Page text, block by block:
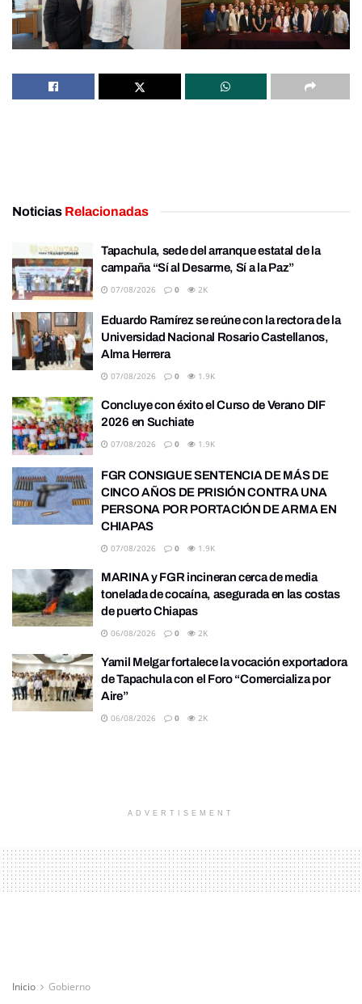
Noticias Relacionadas
Tapachula, sede del arranque estatal de la
campaña “Sí al Desarme, Sí a la Paz”
07/08/2026 0 2K
Eduardo Ramírez se reúne con la rectora de la
Universidad Nacional Rosario Castellanos,
Alma Herrera
07/08/2026 0 1.9K
Concluye con éxito el Curso de Verano DIF
2026 en Suchiate
07/08/2026 0 1.9K
FGR CONSIGUE SENTENCIA DE MÁS DE
CINCO AÑOS DE PRISIÓN CONTRA UNA
PERSONA POR PORTACIÓN DE ARMA EN
CHIAPAS
07/08/2026 0 1.9K
MARINA y FGR incineran cerca de media
tonelada de cocaína, asegurada en las costas
de puerto Chiapas
06/08/2026 0 2K
Yamil Melgar fortalece la vocación exportadora
de Tapachula con el Foro “Comercializa por
Aire”
06/08/2026 0 2K
ADVERTISEMENT
Inicio Gobierno